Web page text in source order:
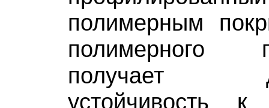
полимерным
полимерного
получает
устойчивость